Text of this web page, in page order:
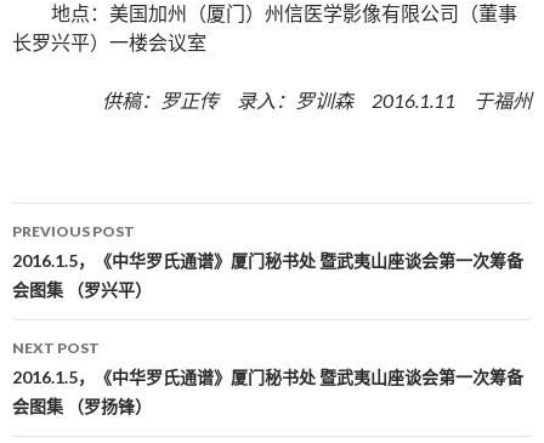
地点：美国加州（厦门）州信医学影像有限公司（董事
长罗兴平）一楼会议室
供稿：罗正传 录入：罗训森 2016.1.11 于福州
Post navigation
PREVIOUS POST
2016.1.5，《中华罗氏通谱》厦门秘书处 暨武夷山座谈会第一次筹备
会图集 （罗兴平）
NEXT POST
2016.1.5，《中华罗氏通谱》厦门秘书处 暨武夷山座谈会第一次筹备
会图集 （罗扬锋）